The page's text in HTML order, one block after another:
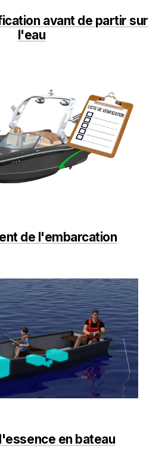
avant de partir sur
l'eau
de l'embarcation
en bateau